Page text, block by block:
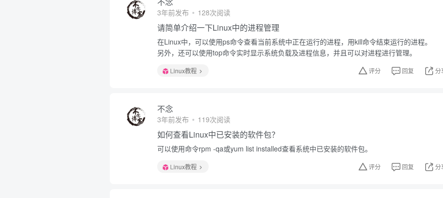
3年前发布 128次阅读
请简单介绍一下Linux中的进程管理
在Linux中，可以使用ps命令查看当前系统中正在运行的进程，用kill命令结束运行的进程。
另外，还可以使用top命令实时显示系统负载及进程信息，并且可以对进程进行管理。
Linux教程 评分 回复 分
不念
3年前发布 119次阅读
如何查看Linux中已安装的软件包？
可以使用命令rpm -qa或yum list installed查看系统中已安装的软件包。
Linux教程 评分 回复 分